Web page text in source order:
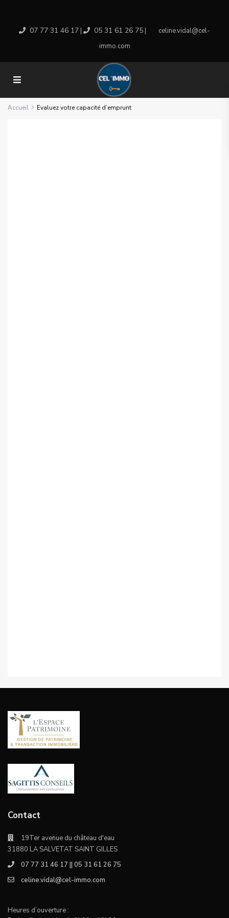
07 77 31 46 17 | 05 31 61 26 75 |
celine.vidal@cel-
immo.com
Accueil Evaluez votre capacité d’emprunt
Contact
19Ter avenue du château d'eau
31880 LA SALVETAT SAINT GILLES
07 77 31 46 17 || 05 31 61 26 75
celine.vidal@cel-immo.com
Heures d’ouverture :